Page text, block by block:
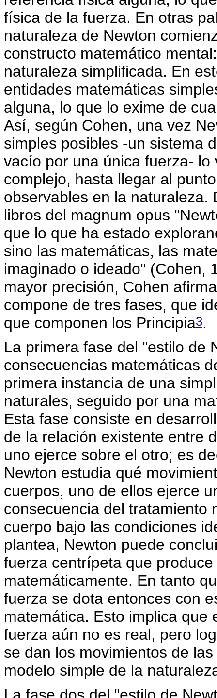
física de la fuerza. En otras
naturaleza de Newton
constructo matemático
naturaleza simplificada. En
entidades matemáticas
alguna, lo que lo exime de
Así, según Cohen, una vez
simples posibles -un sistema
vacío por una única fuerza-
complejo, hasta llegar al
observables en la naturaleza.
libros del magnum opus
que lo que ha estado
sino las matemáticas, las
imaginado o ideado" (Cohen,
mayor precisión, Cohen
compone de tres fases, que
que componen los Principia3.
La primera fase del "estilo de
consecuencias matemáticas
primera instancia de una
naturales, seguido por una
Esta fase consiste en
de la relación existente entre
uno ejerce sobre el otro; es
Newton estudia qué
cuerpos, uno de ellos ejerce
consecuencia del tratamiento
cuerpo bajo las condiciones
plantea, Newton puede
fuerza centrípeta que
matemáticamente. En tanto
fuerza se dota entonces con
matemática. Esto implica que
fuerza aún no es real, pero
se dan los movimientos de
modelo simple de la